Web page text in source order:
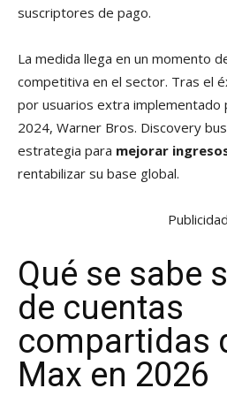
suscriptores de pago.
La medida llega en un momento
competitiva en el sector. Tras el
por usuarios extra
2024, Warner Bros. Discovery
estrategia para mejorar
rentabilizar su base global.
Publicidad
Qué se sabe
de cuentas
compartidas
Max en 2026